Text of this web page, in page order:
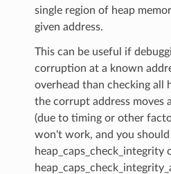
single region of heap
given address.
This can be useful if
corruption at a known
overhead than checking all
the corrupt address moves
(due to timing or other
won't work, and you should
heap_caps_check_integrity